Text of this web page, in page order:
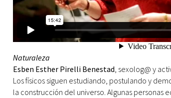
Naturaleza
Esben Esther Pirelli Benestad, sexolog@ y
Los físicos siguen estudiando, postulando y
la construcción del universo. Algunas personas